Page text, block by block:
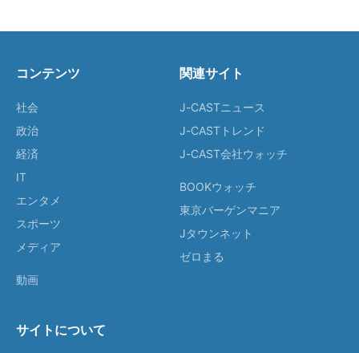
コンテンツ
社会
政治
経済
IT
エンタメ
スポーツ
メディア
動画
関連サイト
J-CASTニュース
J-CASTトレンド
J-CAST会社ウォッチ
BOOKウォッチ
東京バーゲンマニア
Jタウンネット
ゼロまる
サイトについて